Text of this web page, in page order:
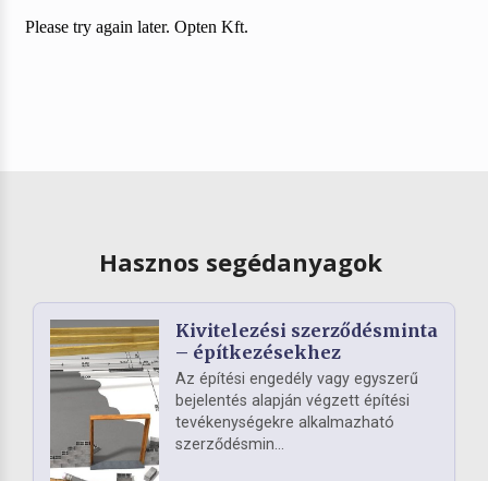
Hasznos segédanyagok
Kivitelezési szerződésminta
– építkezésekhez
Az építési engedély vagy egyszerű
bejelentés alapján végzett építési
tevékenységekre alkalmazható
szerződésmin...